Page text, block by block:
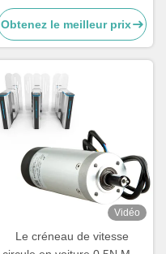
encodeur incrémental,
moteur servo basse tension
CC
Obtenez le meilleur prix
Vidéo
Le créneau de vitesse